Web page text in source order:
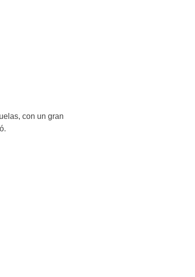
con un gran